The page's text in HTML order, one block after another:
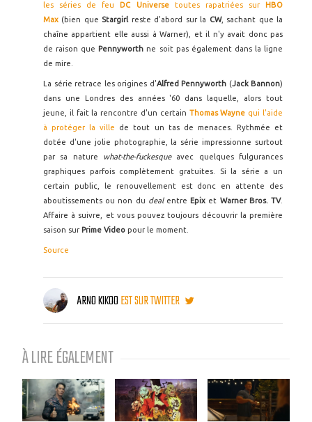
les séries de feu
DC Universe toutes rapatriées sur
HBO
Max (bien que Stargirl reste d'abord sur la CW, sachant que la
chaîne appartient elle aussi à Warner), et il n'y avait donc pas
de raison que Pennyworthne soit pas également dans la ligne
de mire.
La série retrace les origines d'Alfred Pennyworth (Jack Bannon)
dans une Londres des années '60 dans laquelle, alors tout
jeune, il fait la rencontre d'un certain Thomas Wayne qui l'aide
à protéger la ville
de tout un tas de menaces. Rythmée et
dotée d'une jolie photographie, la série impressionne surtout
par sa nature what-the-fuckesqueavec quelques fulgurances
graphiques parfois complètement gratuites. Si la série a un
certain public, le renouvellement est donc en attente des
aboutissements ou non du deal entre Epix et Warner Bros. TV.
Affaire à suivre, et vous pouvez toujours découvrir la première
saison sur Prime Video pour le moment.
Source
ARNO KIKOOEST SUR TWITTER
À LIRE ÉGALEMENT